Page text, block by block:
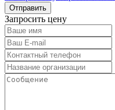
Отправить
Запросить цену